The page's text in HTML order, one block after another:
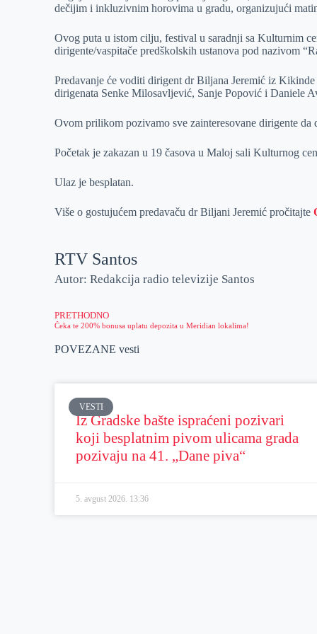
p
p
l
dečijim i inkluzivnim horovima u gradu, organizujući
Ovog puta u istom cilju, festival u saradnji sa Kulturnim
dirigente/vaspitače predškolskih ustanova pod nazivom
Predavanje će voditi dirigent dr Biljana Jeremić iz
dirigenata Senke Milosavljević, Sanje Popović i Daniele
Ovom prilikom pozivamo sve zainteresovane dirigente
Početak je zakazan u 19 časova u Maloj sali Kulturnog
Ulaz je besplatan.
Više o gostujućem predavaču dr Biljani Jeremić pročitajte
RTV Santos
Autor: Redakcija radio televizije Santos
PRETHODNO
Čeka te 200% bonusa uplatu depozita u Meridian lokalima!
POVEZANE vesti
VESTI
Iz Gradske bašte ispraćeni pozivari
koji besplatnim pivom ulicama grada
pozivaju na 41. „Dane piva“
5. avgust 2026. 13:36